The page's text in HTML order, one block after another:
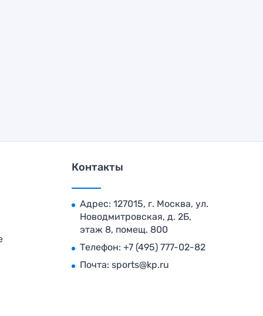
Контакты
Адрес: 127015, г. Москва, ул.
Новодмитровская, д. 2Б,
этаж 8, помещ. 800
Телефон: +7 (495) 777-02-82
Почта: sports@kp.ru